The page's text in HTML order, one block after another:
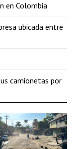
en Colombia
ubicada entre
camionetas por